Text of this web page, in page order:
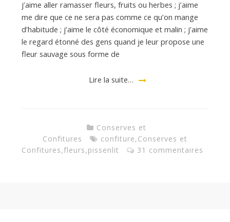
j’aime aller ramasser fleurs, fruits ou herbes ; j’aime
me dire que ce ne sera pas comme ce qu’on mange
d’habitude ; j’aime le côté économique et malin ; j’aime
le regard étonné des gens quand je leur propose une
fleur sauvage sous forme de
Lire la suite…
Conserves et
Confitures
confiture,Conserves et
Confitures,fleurs,pissenlit 31 commentaires